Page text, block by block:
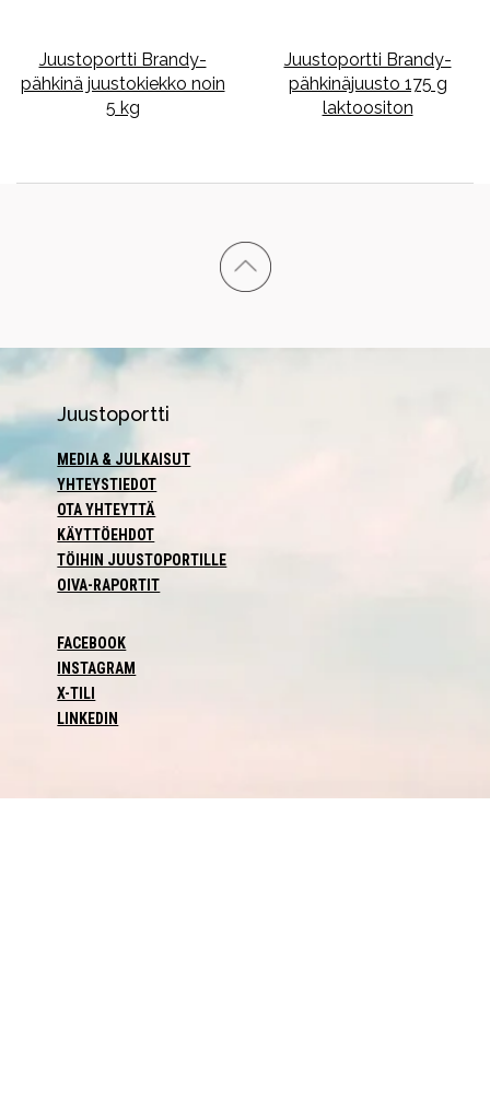
Juustoportti Brandy-
pähkinä juustokiekko noin
5 kg
Juustoportti Brandy-
pähkinäjuusto 175 g
laktoositon
Juustoportti
MEDIA & JULKAISUT
YHTEYSTIEDOT
OTA YHTEYTTÄ
KÄYTTÖEHDOT
TÖIHIN JUUSTOPORTILLE
OIVA-RAPORTIT
FACEBOOK
INSTAGRAM
X-TILI
LINKEDIN